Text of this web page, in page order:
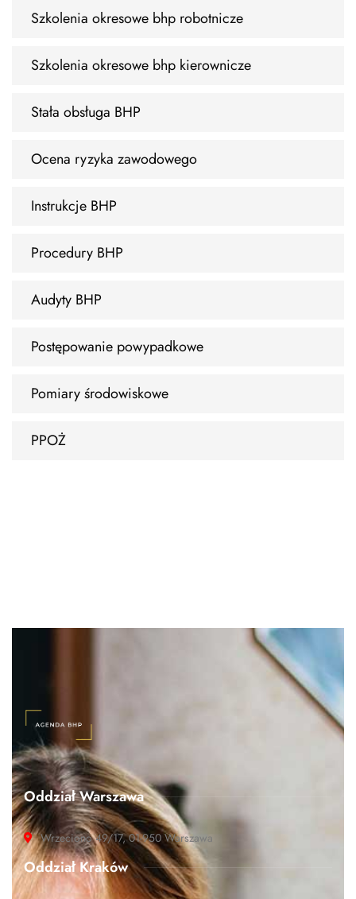
Szkolenia okresowe bhp robotnicze
Szkolenia okresowe bhp kierownicze
Stała obsługa BHP
Ocena ryzyka zawodowego
Instrukcje BHP
Procedury BHP
Audyty BHP
Postępowanie powypadkowe
Pomiary środowiskowe
PPOŻ
Oddział Warszawa
Wrzeciono 49/17, 01-950 Warszawa
Oddział Kraków